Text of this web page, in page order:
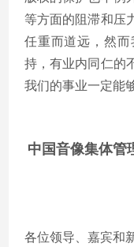
等方面的阻滞和压
任重而道远，然
持，有业内同仁的
我们的事业一定能
中国音像集体
各位领导、嘉宾和